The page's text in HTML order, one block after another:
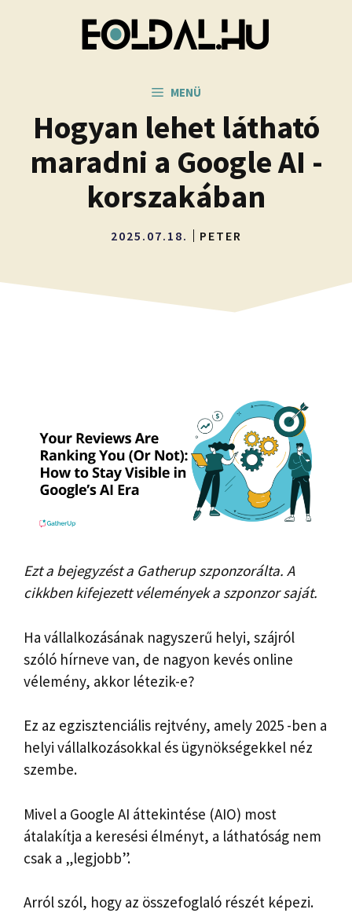
MENÜ
Hogyan lehet látható
maradni a Google AI -
korszakában
2025.07.18. PETER
Ezt a bejegyzést a Gatherup szponzorálta. A
cikkben kifejezett vélemények a szponzor saját.
Ha vállalkozásának nagyszerű helyi, szájról
szóló hírneve van, de nagyon kevés online
vélemény, akkor létezik-e?
Ez az egzisztenciális rejtvény, amely 2025 -ben a
helyi vállalkozásokkal és ügynökségekkel néz
szembe.
Mivel a Google AI áttekintése (AIO) most
átalakítja a keresési élményt, a láthatóság nem
csak a „legjobb”.
Arról szól, hogy az összefoglaló részét képezi.